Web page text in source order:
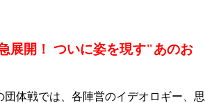
展開！ ついに姿を現す"あのお
団体戦では、各陣営のイデオロギー、思